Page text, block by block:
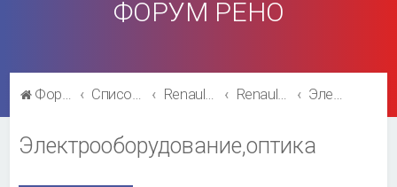
ФОРУМ РЕНО
Форум Рено Список форумов Renault Clio Renault Clio Электрооборудование,оптика
Электрооборудование,оптика